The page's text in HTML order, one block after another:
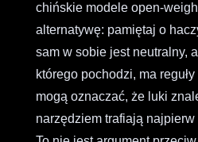
chińskie modele open-
alternatywę: pamiętaj o
sam w sobie jest neutralny,
którego pochodzi, ma
mogą oznaczać, że luki
narzędziem trafiają